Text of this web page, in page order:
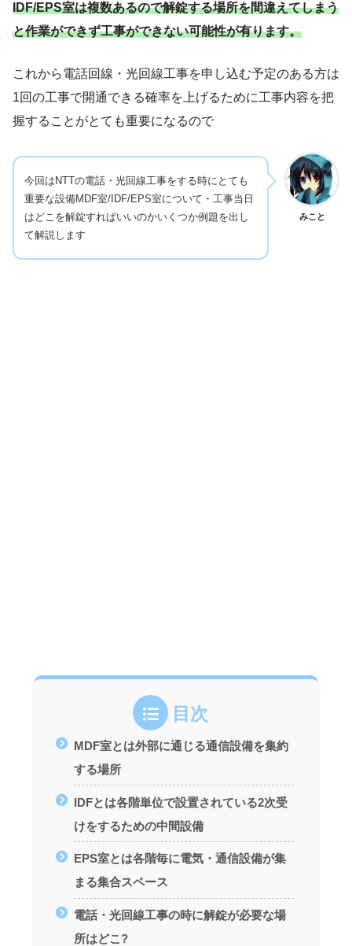
IDF/EPS室は複数あるので解錠する場所を間違えてしまう
と作業ができず工事ができない可能性が有ります。
これから電話回線・光回線工事を申し込む予定のある方は
1回の工事で開通できる確率を上げるために工事内容を把
握することがとても重要になるので
みこと
今回はNTTの電話・光回線工事をする時にとても
重要な設備MDF室/IDF/EPS室について・工事当日
はどこを解錠すればいいのかいくつか例題を出し
て解説します
目次
MDF室とは外部に通じる通信設備を集約
する場所
IDFとは各階単位で設置されている2次受
けをするための中間設備
EPS室とは各階毎に電気・通信設備が集
まる集合スペース
電話・光回線工事の時に解錠が必要な場
所はどこ?